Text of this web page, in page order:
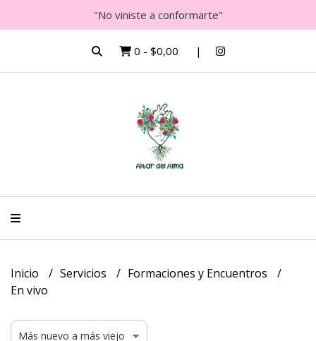
"No viniste a conformarte"
0 - $0,00
Inicio Servicios
Formaciones y Encuentros
En vivo